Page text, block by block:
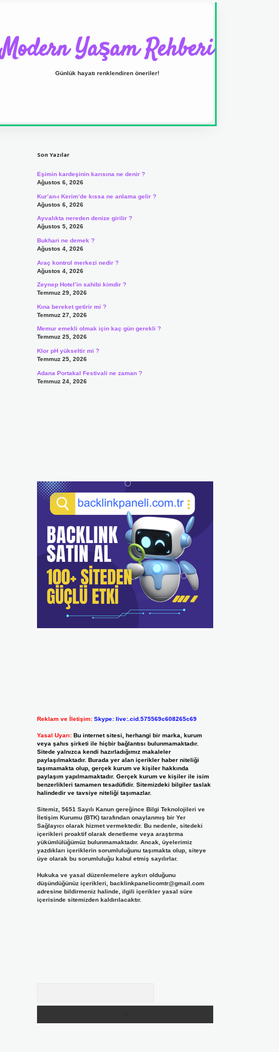
Modern Yaşam Rehberi
Günlük hayatı renklendiren öneriler!
Son Yazılar
Eşimin kardeşinin karısına ne denir ?
Ağustos 6, 2026
Kur’an-ı Kerim’de kıssa ne anlama gelir ?
Ağustos 6, 2026
Ayvalıkta nereden denize girilir ?
Ağustos 5, 2026
Bukhari ne demek ?
Ağustos 4, 2026
Araç kontrol merkezi nedir ?
Ağustos 4, 2026
Zeynep Hotel’in sahibi kimdir ?
Temmuz 29, 2026
Kına bereket getirir mi ?
Temmuz 27, 2026
Memur emekli olmak için kaç gün gerekli ?
Temmuz 25, 2026
Klor pH yükseltir mi ?
Temmuz 25, 2026
Adana Portakal Festivali ne zaman ?
Temmuz 24, 2026
Reklam ve İletişim: Skype: live:.cid.575569c608265c69
Yasal Uyarı: Bu internet sitesi, herhangi bir marka, kurum
veya şahıs şirketi ile hiçbir bağlantısı bulunmamaktadır.
Sitede yalnızca kendi hazırladığımız makaleler
paylaşılmaktadır. Burada yer alan içerikler haber niteliği
taşımamakta olup, gerçek kurum ve kişiler hakkında
paylaşım yapılmamaktadır. Gerçek kurum ve kişiler ile isim
benzerlikleri tamamen tesadüfidir. Sitemizdeki bilgiler taslak
halindedir ve tavsiye niteliği taşımazlar.
Sitemiz, 5651 Sayılı Kanun gereğince Bilgi Teknolojileri ve
İletişim Kurumu (BTK) tarafından onaylanmış bir Yer
Sağlayıcı olarak hizmet vermektedir. Bu nedenle, sitedeki
içerikleri proaktif olarak denetleme veya araştırma
yükümlülüğümüz bulunmamaktadır. Ancak, üyelerimiz
yazdıkları içeriklerin sorumluluğunu taşımakta olup, siteye
üye olarak bu sorumluluğu kabul etmiş sayılırlar.
Hukuka ve yasal düzenlemelere aykırı olduğunu
düşündüğünüz içerikleri, backlinkpanelicomtr@gmail.com
adresine bildirmeniz halinde, ilgili içerikler yasal süre
içerisinde sitemizden kaldırılacaktır.
ilbet yeni giriş adresi